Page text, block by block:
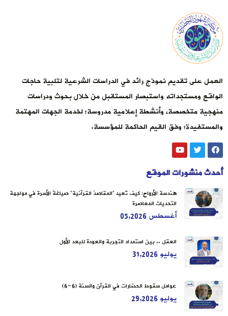
العمل على تقديم نموذج رائد في الدراسات الشرعية لتلبية حاجات
الواقع ومستجداته واستبصار المستقبل من خلال بحوث ودراسات
منهجية متخصصة، وأنشطة إعلامية مدروسة؛ لخدمة الجهات المهتمة
والمستفيدة؛ وفق القيم الحاكمة للمؤسسة.
أحدث منشورات الموقع
هندسة الأرواح: كيف تُعيد “المقاصدُ القرآنية” صياغةَ الأسرة في مواجهة
التحديات المعاصرة
أغسطس 05,2026
العقل .. بين استمداد التجربة والعودة للبعد الأول
يوليو 31,2026
عوامل سقوط الحضارات في القرآن والسنة (6-6)
يوليو 29,2026